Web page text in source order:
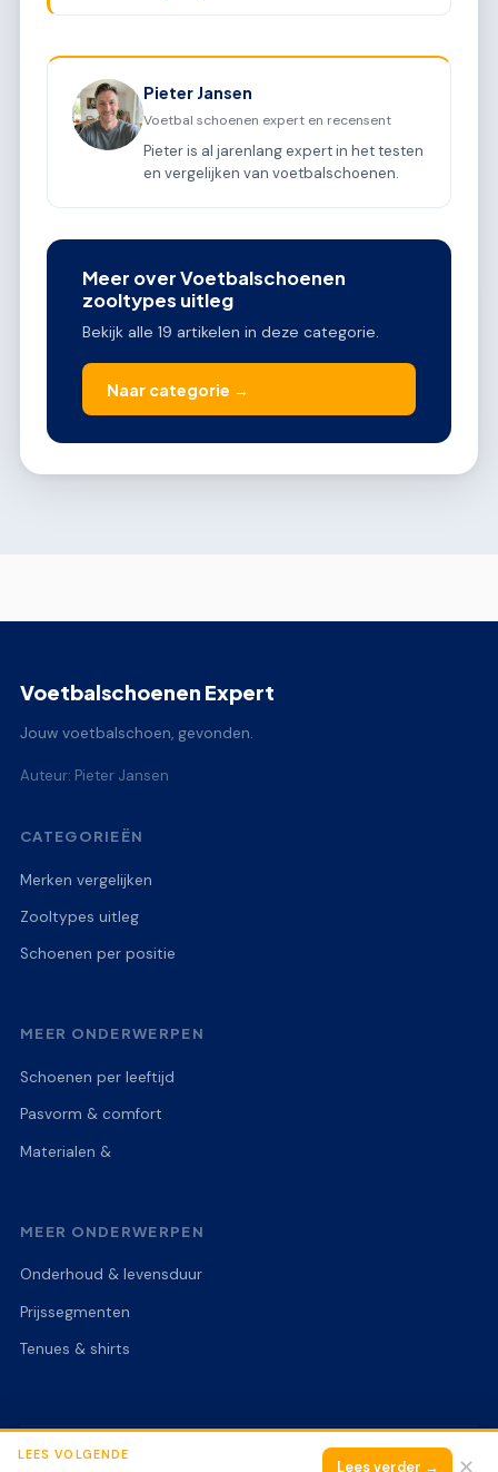
Pieter Jansen
Voetbal schoenen expert en recensent
Pieter is al jarenlang expert in het testen
en vergelijken van voetbalschoenen.
Meer over Voetbalschoenen
zooltypes uitleg
Bekijk alle 19 artikelen in deze categorie.
Naar categorie →
Voetbalschoenen Expert
Jouw voetbalschoen, gevonden.
Auteur: Pieter Jansen
CATEGORIEËN
Merken vergelijken
Zooltypes uitleg
Schoenen per positie
MEER ONDERWERPEN
Schoenen per leeftijd
Pasvorm & comfort
Materialen &
MEER ONDERWERPEN
Onderhoud & levensduur
Prijssegmenten
Tenues & shirts
© 2026 Voetbalschoenen Expert Alle rechten voorbehouden.
LEES VOLGENDE
Lees verder → ✕